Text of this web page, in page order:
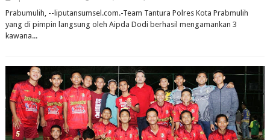
Prabumulih, --liputansumsel.com.-Team Tantura Polres Kota Prabmulih
yang di pimpin langsung oleh Aipda Dodi berhasil mengamankan 3
kawana...